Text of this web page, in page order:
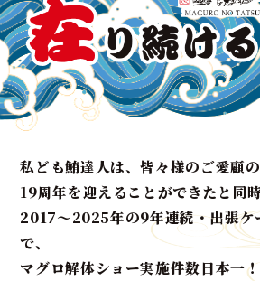
私ども鮪達人は、皆々様のご愛顧
19周年を迎えることができたと同時
2017〜2025年の9年連続・出張ケ
で、
マグロ解体ショー実施件数日本一！